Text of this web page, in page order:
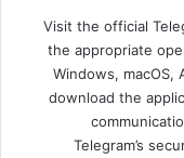
Visit the official
the appropriate
Windows, macOS,
download the
Telegram’s